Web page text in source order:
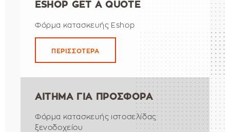
ESHOP GET A QUOTE
Φόρμα κατασκευής Eshop
ΠΕΡΙΣΣΟΤΕΡΑ
ΑΙΤΗΜΑ ΓΙΑ ΠΡΟΣΦΟΡΑ
Φόρμα κατασκευής ιστοσελίδας
ξενοδοχείου